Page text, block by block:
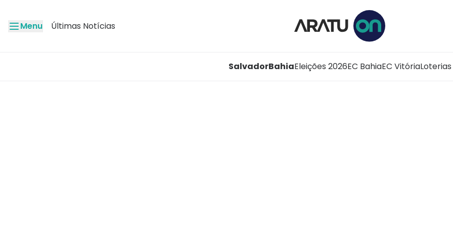
Menu Últimas Notícias
SalvadorBahiaEleições 2026EC BahiaEC VitóriaLoterias